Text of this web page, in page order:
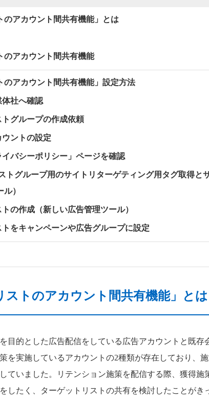
のアカウント間共有機能」とは
のアカウント間共有機能
のアカウント間共有機能」設定方法
体社へ確認
グループの作成依頼
ントの設定
バシーポリシー」ページを確認
トグループ用のサイトリターゲティング用タグ取得と
）
の作成（新しい広告管理ツール）
をキャンペーンや広告グループに設定
ストのアカウント間共有機能」とは
目的とした広告配信をしている広告アカウントと既存
を実施しているアカウントの2種類が存在しており、
ていました。リテンション施策を配信する際、獲得施
したく、ターゲットリストの共有を検討したことがき